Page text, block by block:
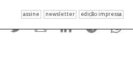
assine newsletter edição impressa